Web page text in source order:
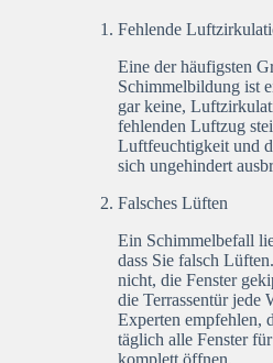
Fehlende
Eine der häufigsten
Schimmelbildung ist
gar keine,
fehlenden Luftzug
Luftfeuchtigkeit und
sich ungehindert
Falsches Lüften
Ein Schimmelbefall
dass Sie falsch
nicht, die Fenster
die Terrassentür jede
Experten empfehlen,
täglich alle Fenster